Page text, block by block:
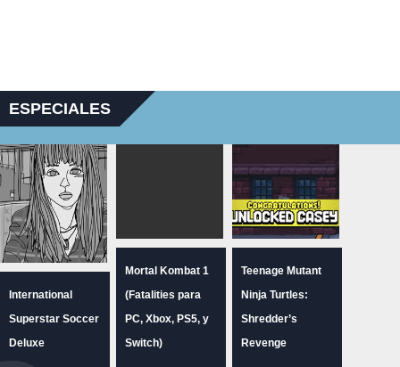
ESPECIALES
International
Superstar Soccer
Deluxe
Mortal Kombat 1
(Fatalities para
PC, Xbox, PS5, y
Switch)
Teenage Mutant
Ninja Turtles:
Shredder’s
Revenge